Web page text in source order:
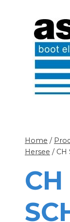
Home /
Hersee / CH